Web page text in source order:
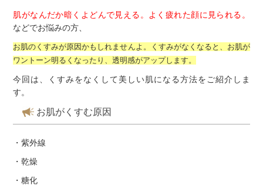
肌がなんだか暗くよどんで見える。よく疲れた顔に見られる。
などでお悩みの方、
お肌のくすみが原因かもしれませんよ。くすみがなくなると、お肌が
ワントーン明るくなったり、透明感がアップします。
今回は、くすみをなくして美しい肌になる方法をご紹介しま
す。
お肌がくすむ原因
・紫外線
・乾燥
・糖化